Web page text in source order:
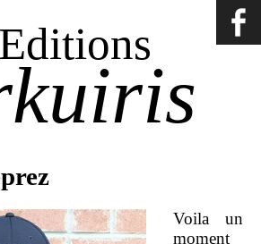
Editions
Voila un
moment